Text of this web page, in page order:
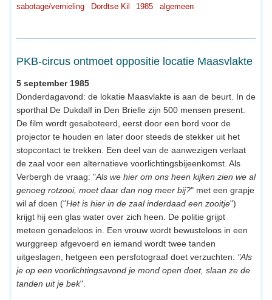
sabotage/vernieling
Dordtse Kil 1985 algemeen
PKB-circus ontmoet oppositie locatie Maasvlakte
5 september 1985
Donderdagavond: de lokatie Maasvlakte is aan de beurt. In de
sporthal De Dukdalf in Den Brielle zijn 500 mensen present.
De film wordt gesaboteerd, eerst door een bord voor de
projector te houden en later door steeds de stekker uit het
stopcontact te trekken. Een deel van de aanwezigen verlaat
de zaal voor een alternatieve voorlichtingsbijeenkomst. Als
Verbergh de vraag: "Als we hier om ons heen kijken zien we al
genoeg rotzooi, moet daar dan nog meer bij?" met een grapje
wil af doen ("Het is hier in de zaal inderdaad een zooitje")
krijgt hij een glas water over zich heen. De politie grijpt
meteen genadeloos in. Een vrouw wordt bewusteloos in een
wurggreep afgevoerd en iemand wordt twee tanden
uitgeslagen, hetgeen een persfotograaf doet verzuchten: "Als
je op een voorlichtingsavond je mond open doet, slaan ze de
tanden uit je bek".